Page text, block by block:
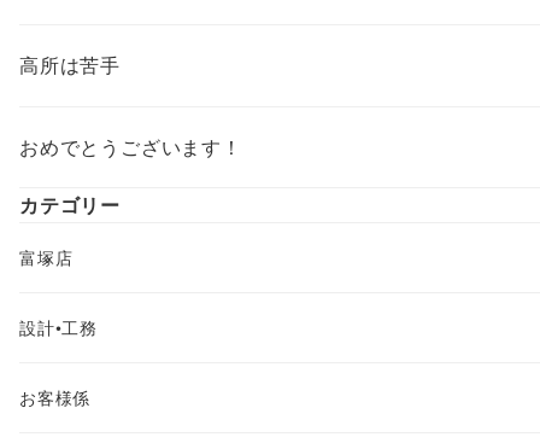
高所は苦手
おめでとうございます！
カテゴリー
富塚店
設計•工務
お客様係